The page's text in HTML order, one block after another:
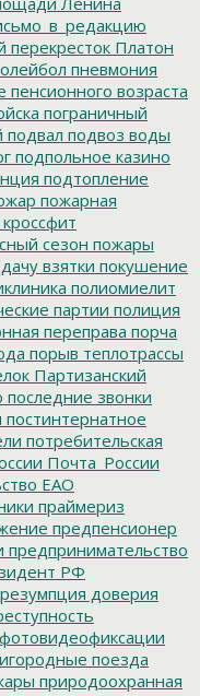
перекресток Платон
пневмония
возраста
пограничный
подвал подвоз воды
подпольное казино
подтопление
пожарная
сезон пожары
взятки покушение
полиомиелит
партии полиция
переправа порча
порыв теплотрассы
Партизанский
последние звонки
постинтернатное
потребительская
Почта_России
ЕАО
праймериз
предпенсионер
предпринимательство
РФ
доверия
поезда
природоохранная